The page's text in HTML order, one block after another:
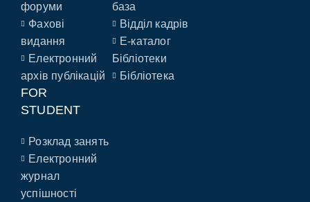
форуми
Фахові
видання
Електронний
архів публікацій
база
Відділ кадрів
E-каталог
Бібліотеки
Бібліотека
FOR
STUDENT
Розклад занять
Електронний
журнал
успішності